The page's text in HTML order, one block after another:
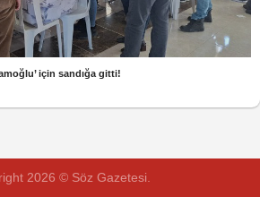
için sandığa gitti!
2026 © Söz Gazetesi.